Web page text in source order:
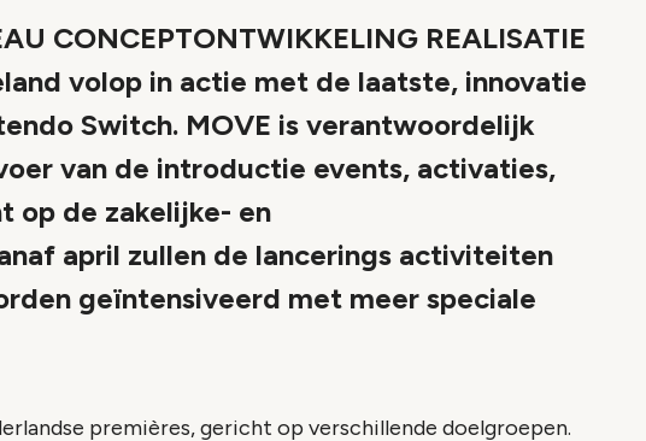
CONCEPTONTWIKKELING REALISATIE
volop in actie met de laatste, innovatie
Switch. MOVE is verantwoordelijk
van de introductie events, activaties,
op de zakelijke- en
april zullen de lancerings activiteiten
geïntensiveerd met meer speciale
premières, gericht op verschillende doelgroepen.